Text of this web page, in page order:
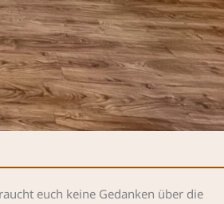
euch keine Gedanken über die